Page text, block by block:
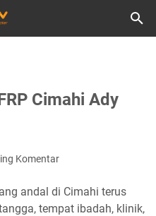
Cimahi Ady
Komentar
andal di Cimahi terus
tempat ibadah, klinik,